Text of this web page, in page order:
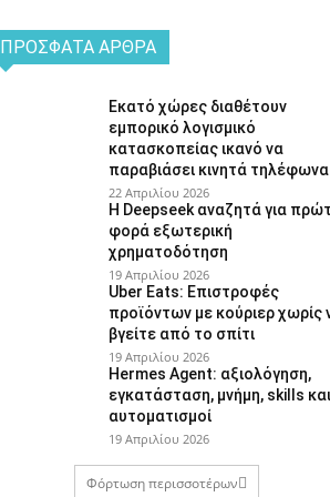
ΠΡΌΣΦΑΤΑ ΆΡΘΡΑ
Εκατό χώρες διαθέτουν
εμπορικό λογισμικό
κατασκοπείας ικανό να
παραβιάσει κινητά τηλέφωνα
22 Απριλίου 2026
Η Deepseek αναζητά για
φορά εξωτερική
χρηματοδότηση
19 Απριλίου 2026
Uber Eats: Επιστροφές
προϊόντων με κούριερ χωρίς
βγείτε από το σπίτι
19 Απριλίου 2026
Hermes Agent: αξιολόγηση,
εγκατάσταση, μνήμη, skills και
αυτοματισμοί
19 Απριλίου 2026
Φόρτωση περισσοτέρων